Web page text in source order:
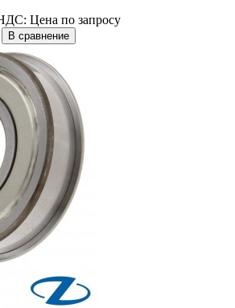
Цена по запросу
В сравнение